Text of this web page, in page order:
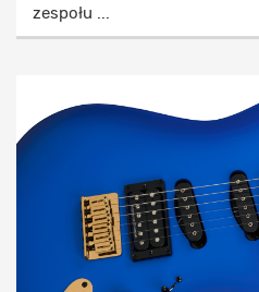
zespołu ...